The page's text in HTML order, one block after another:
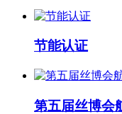
节能认证
第五届丝博会